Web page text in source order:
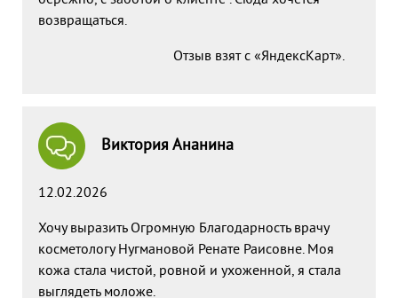
возвращаться.
Отзыв взят с «ЯндексКарт».
Виктория Ананина
12.02.2026
Хочу выразить Огромную Благодарность врачу
косметологу Нугмановой Ренате Раисовне. Моя
кожа стала чистой, ровной и ухоженной, я стала
выглядеть моложе.